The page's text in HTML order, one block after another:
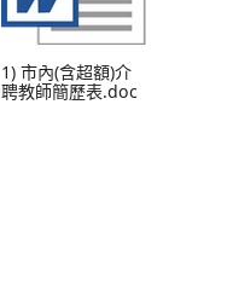
1) 市內(含超額)介
聘教師簡歷表.doc